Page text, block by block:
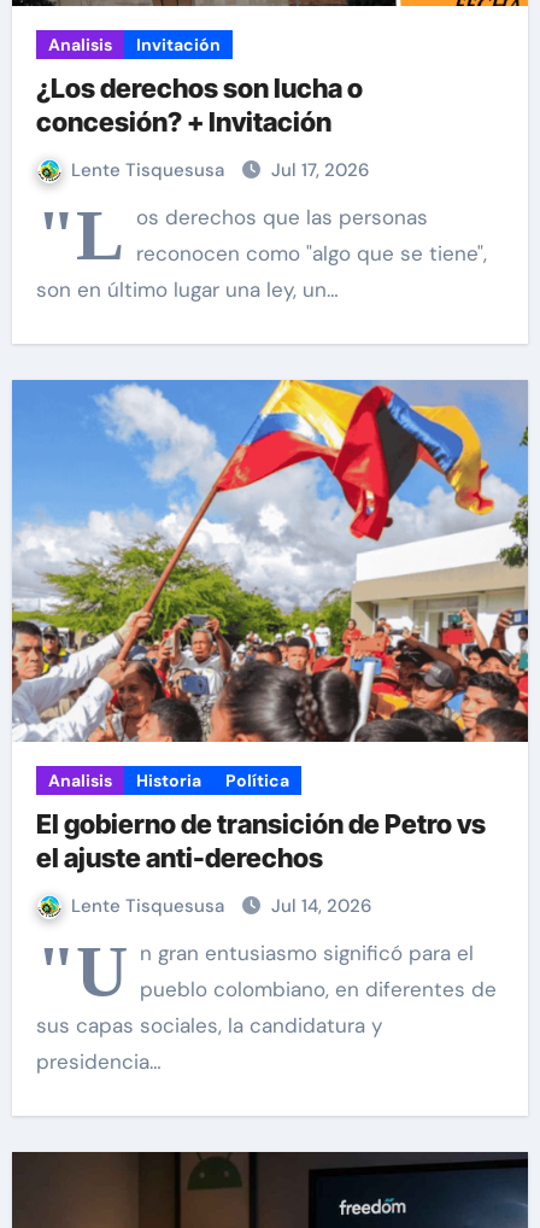
Analisis Invitación
¿Los derechos son lucha o
concesión? + Invitación
Lente Tisquesusa Jul 17, 2026
"L os derechos que las personas
reconocen como "algo que se tiene",
son en último lugar una ley, un…
Analisis Historia Política
El gobierno de transición de Petro vs
el ajuste anti-derechos
Lente Tisquesusa Jul 14, 2026
"U n gran entusiasmo significó para el
pueblo colombiano, en diferentes de
sus capas sociales, la candidatura y
presidencia…